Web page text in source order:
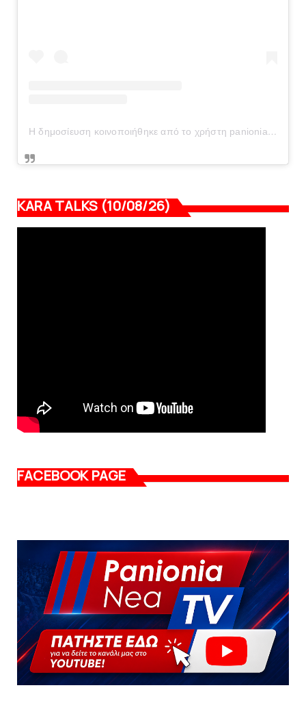
Η δημοσίευση κοινοποιήθηκε από το χρήστη panionianea.gr (@panionianea.gr)
KARA TALKS (10/08/26)
FACEBOOK PAGE